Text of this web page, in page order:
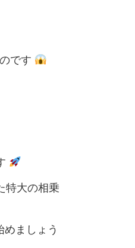
です
特大の相乗
ましょう